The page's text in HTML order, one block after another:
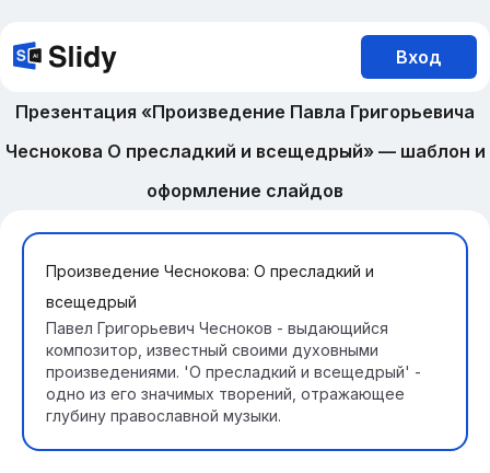
Вход
Презентация «Произведение Павла Григорьевича
Чеснокова О пресладкий и всещедрый» — шаблон и
оформление слайдов
Произведение Чеснокова: О пресладкий и
всещедрый
Павел Григорьевич Чесноков - выдающийся
композитор, известный своими духовными
произведениями. 'О пресладкий и всещедрый' -
одно из его значимых творений, отражающее
глубину православной музыки.